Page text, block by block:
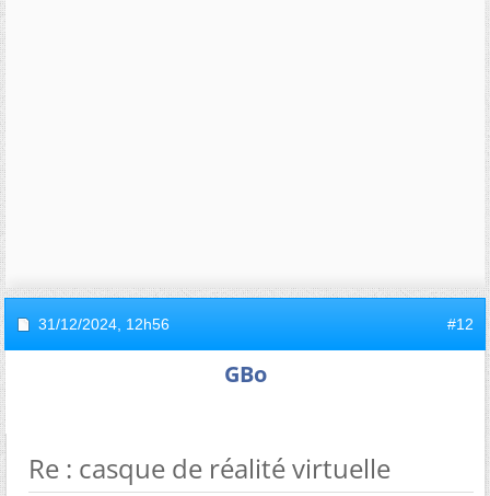
31/12/2024, 12h56 #12
GBo
Re : casque de réalité virtuelle